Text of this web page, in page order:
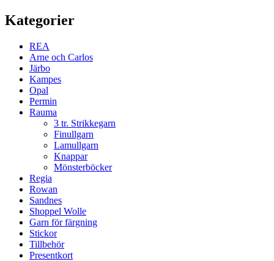
Kategorier
REA
Arne och Carlos
Järbo
Kampes
Opal
Permin
Rauma
3 tr. Strikkegarn
Finullgarn
Lamullgarn
Knappar
Mönsterböcker
Regia
Rowan
Sandnes
Shoppel Wolle
Garn för färgning
Stickor
Tillbehör
Presentkort